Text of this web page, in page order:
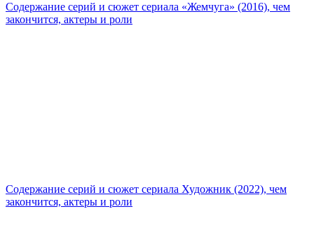
Содержание серий и сюжет сериала «Жемчуга» (2016), чем
закончится, актеры и роли
Содержание серий и сюжет сериала Художник (2022), чем
закончится, актеры и роли